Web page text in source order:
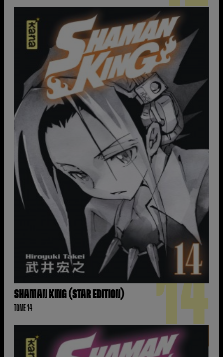
SHAMAN KING (STAR EDITION)
TOME 14 14